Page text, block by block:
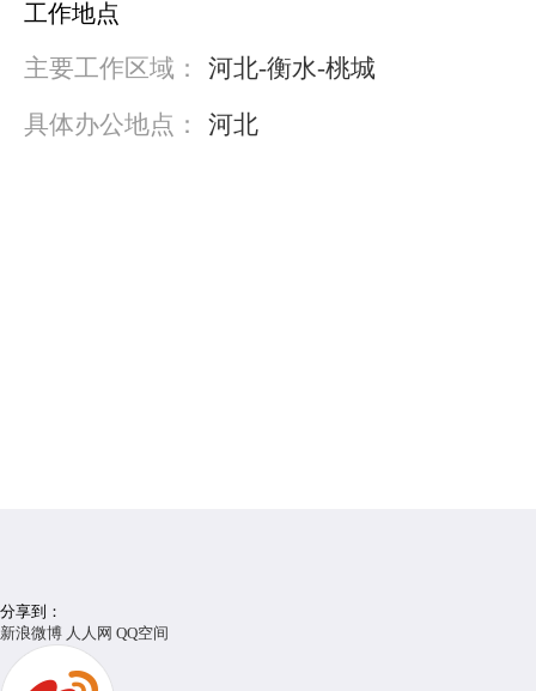
工作地点
主要工作区域：
河北-衡水-桃城
具体办公地点：
河北
分享到：
新浪微博 人人网 QQ空间